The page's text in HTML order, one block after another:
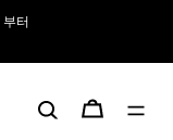
부터